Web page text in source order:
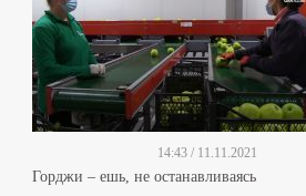
14:43 / 11.11.2021
Горджи – ешь, не останавливаясь